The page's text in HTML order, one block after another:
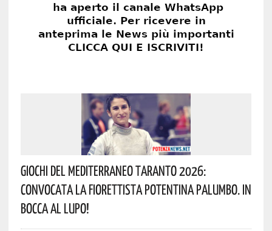
Giochi Del Mediterraneo Taranto 2026:
Convocata La Fiorettista Potentina Palumbo. In
Bocca Al Lupo!